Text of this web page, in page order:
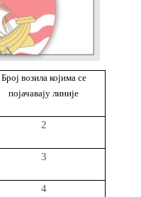
Број возила којима се
појачавају линије
2
3
4